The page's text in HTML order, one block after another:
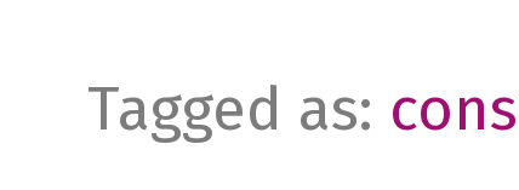
Tagged as: